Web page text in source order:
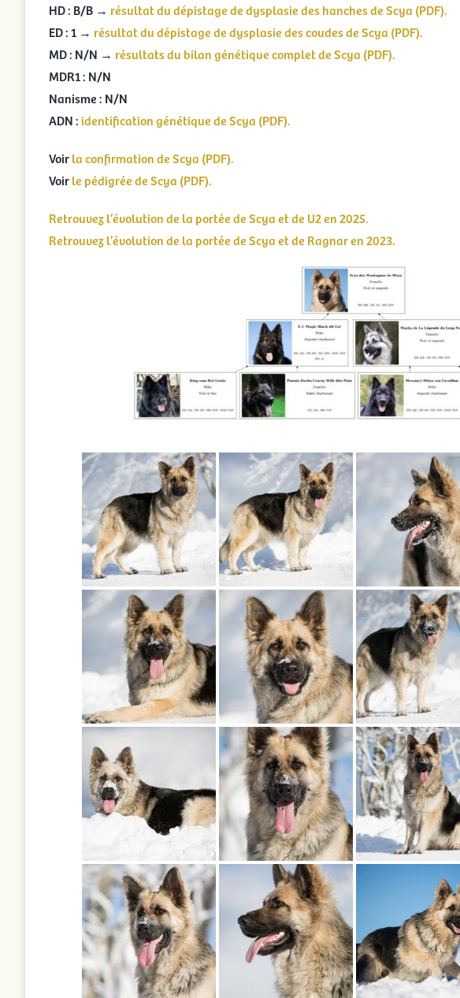
HD : B/B → résultat du dépistage de dysplasie des hanches de Scya (PDF).
ED : 1 → résultat du dépistage de dysplasie des coudes de Scya (PDF).
MD : N/N → résultats du bilan génétique complet de Scya (PDF).
MDR1 : N/N
Nanisme : N/N
ADN : identification génétique de Scya (PDF).
Voirla confirmation de Scya (PDF).
Voirle pédigrée de Scya (PDF).
Retrouvez l’évolution de la portée de Scya et de U2 en 2025.
Retrouvez l’évolution de la portée de Scya et de Ragnar en 2023.